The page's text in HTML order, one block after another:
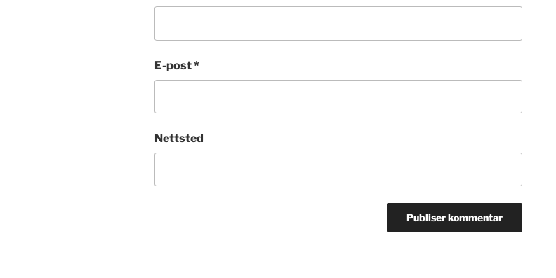
E-post*
Nettsted